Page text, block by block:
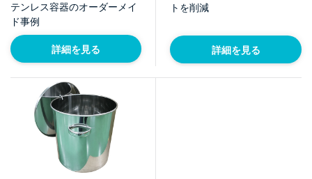
テンレス容器のオーダーメイ
ド事例
詳細を見る
トを削減
詳細を見る